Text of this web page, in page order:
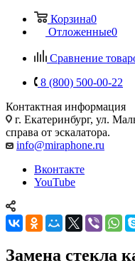
Корзина0
Отложенные0
Сравнение
8 (800) 500-00-22
Контактная информация
г. Екатеринбург, ул.
справа от эскалатора.
info@miraphone.ru
Вконтакте
YouTube
Замена стекла